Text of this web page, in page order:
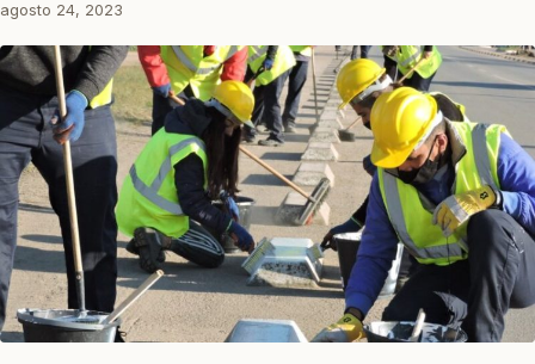
agosto 24, 2023